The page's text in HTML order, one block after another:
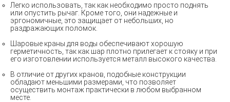
Легко использовать, так как необходимо просто поднять
или опустить рычаг. Кроме того, они надежные и
эргономичные, это защищает от небольших, но
раздражающих поломок.
Шаровые краны для воды обеспечивают хорошую
герметичность, так как шар плотно прилегает к стояку и при
его изготовлении используется металл высокого качества.
В отличие от других кранов, подобные конструкции
обладают меньшими размерами, что позволяет
осуществить монтаж практически в любом выбранном
месте.